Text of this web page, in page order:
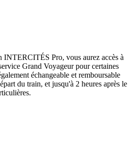
INTERCITÉS Pro, vous aurez accès à
Grand Voyageur pour certaines
échangeable et remboursable
du train, et jusqu'à 2 heures après le